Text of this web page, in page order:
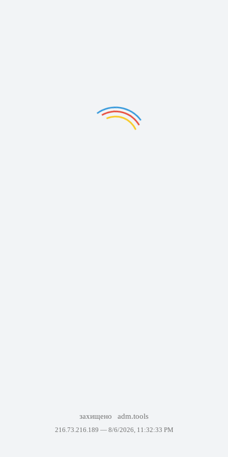
захищено adm.tools
216.73.216.189 — 8/6/2026, 11:32:33 PM